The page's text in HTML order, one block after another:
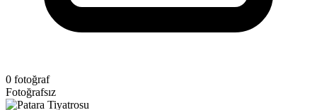
0 fotoğraf
Fotoğrafsız